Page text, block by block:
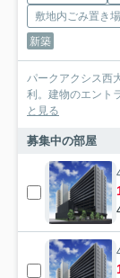
敷地内ごみ置き場
新築
パークアクシス西
利。建物のエント
と見る
募集中の部屋